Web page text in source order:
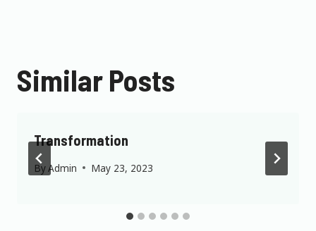
Similar Posts
Transformation
ByAdmin May 23, 2023